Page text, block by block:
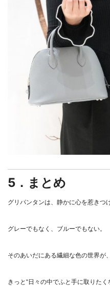
5．まとめ
グリパンタンは、静かに心を惹きつ
グレーでもなく、ブルーでもない。
そのあいだにある繊細な色の世界が
きっと“日々の中でふと手に取りたく